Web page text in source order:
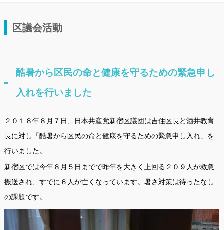
区議会活動
酷暑から区民の命と健康を守るための緊急申し
入れを行いました
２０１８年８月７日、日本共産党新宿区議団は吉住区長と酒井教育
長に対し「酷暑から区民の命と健康を守るための緊急申し入れ」を
行いました。
新宿区では今年８月５日までで昨年を大きく上回る２０９人が救急
搬送され、すでに６人が亡くなっています。暑さ対策は待ったなし
の課題です。